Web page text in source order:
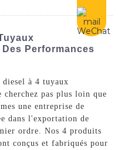
Des Performances
diesel à 4 tuyaux
cherchez pas plus loin que
une entreprise de
dans l'exportation de
ordre. Nos 4 produits
conçus et fabriqués pour